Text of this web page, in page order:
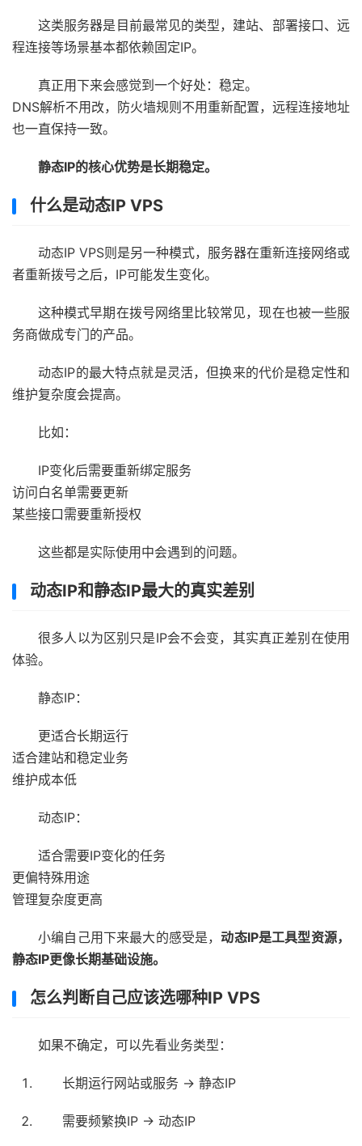
这类服务器是目前最常见的类型，建站、部署接口、远
程连接等场景基本都依赖固定IP。
真正用下来会感觉到一个好处：稳定。
DNS解析不用改，防火墙规则不用重新配置，远程连接地址
也一直保持一致。
静态IP的核心优势是长期稳定。
什么是动态IP VPS
动态IP VPS则是另一种模式，服务器在重新连接网络或
者重新拨号之后，IP可能发生变化。
这种模式早期在拨号网络里比较常见，现在也被一些服
务商做成专门的产品。
动态IP的最大特点就是灵活，但换来的代价是稳定性和
维护复杂度会提高。
比如：
IP变化后需要重新绑定服务
访问白名单需要更新
某些接口需要重新授权
这些都是实际使用中会遇到的问题。
动态IP和静态IP最大的真实差别
很多人以为区别只是IP会不会变，其实真正差别在使用
体验。
静态IP：
更适合长期运行
适合建站和稳定业务
维护成本低
动态IP：
适合需要IP变化的任务
更偏特殊用途
管理复杂度更高
小编自己用下来最大的感受是，动态IP是工具型资源，
静态IP更像长期基础设施。
怎么判断自己应该选哪种IP VPS
如果不确定，可以先看业务类型：
长期运行网站或服务 → 静态IP
需要频繁换IP → 动态IP